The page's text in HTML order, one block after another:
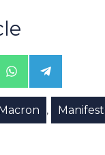
Share
on
WhatsApp
Share
on
Telegram
,